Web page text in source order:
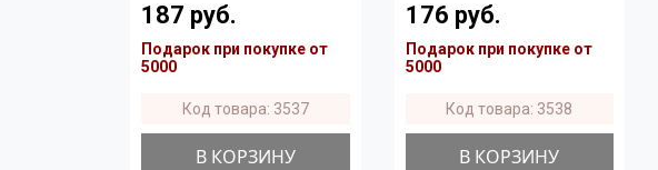
187 руб.
Подарок при покупке от
5000
Код товара: 3537
В КОРЗИНУ
176 руб.
Подарок при покупке от
5000
Код товара: 3538
В КОРЗИНУ